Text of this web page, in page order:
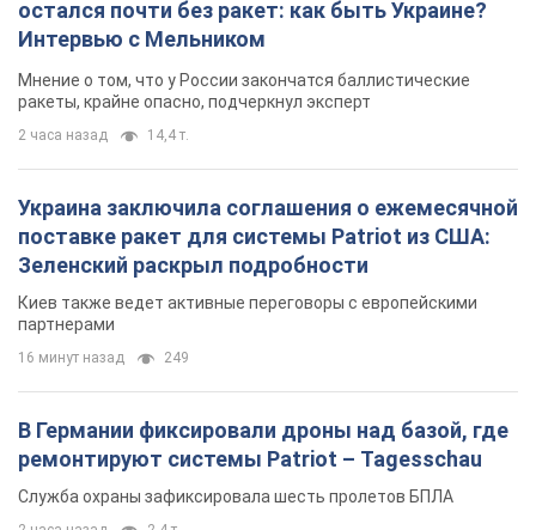
остался почти без ракет: как быть Украине?
Интервью с Мельником
Мнение о том, что у России закончатся баллистические
ракеты, крайне опасно, подчеркнул эксперт
2 часа назад 14,4 т.
Украина заключила соглашения о ежемесячной
поставке ракет для системы Patriot из США:
Зеленский раскрыл подробности
Киев также ведет активные переговоры с европейскими
партнерами
16 минут назад 249
В Германии фиксировали дроны над базой, где
ремонтируют системы Patriot – Tagesschau
Служба охраны зафиксировала шесть пролетов БПЛА